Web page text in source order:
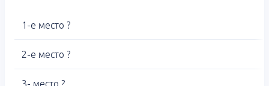
1-е место ?
2-е место ?
3- место ?